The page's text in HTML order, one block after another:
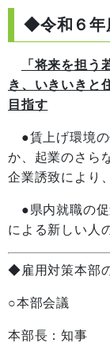
◆令和６年
「将来を担う
き、いきいきと
目指す
●賃上げ環境の
か、起業のさら
企業誘致により
●県内就職の促
による新しい人
◆雇用対策本部
○本部会議
本部長：知事